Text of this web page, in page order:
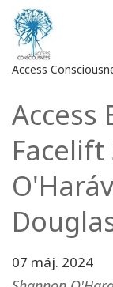
Access
fiókba
Rólunk
Access
Access
Facelift
07 máj. 2024